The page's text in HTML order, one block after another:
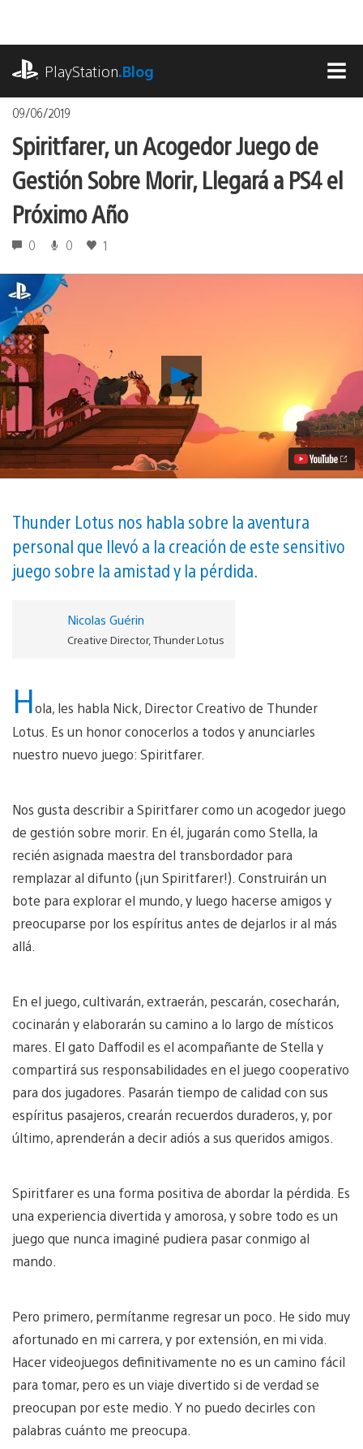
contenido
PlayStation.Blog
09/06/2019
Spiritfarer, un Acogedor Juego de
Gestión Sobre Morir, Llegará a PS4 el
Próximo Año
0 0 1
Reproducir
Spiritfarer,
un
Acogedor
Juego
de
Sobre
a
PS4
el
Próximo
Año
Thunder Lotus nos habla sobre la aventura
personal que llevó a la creación de este sensitivo
juego sobre la amistad y la pérdida.
Nicolas Guérin
Creative Director, Thunder Lotus
Hola, les habla Nick, Director Creativo de Thunder
Lotus. Es un honor conocerlos a todos y anunciarles
nuestro nuevo juego: Spiritfarer.
Nos gusta describir a Spiritfarer como un acogedor juego
de gestión sobre morir. En él, jugarán como Stella, la
recién asignada maestra del transbordador para
remplazar al difunto (¡un Spiritfarer!). Construirán un
bote para explorar el mundo, y luego hacerse amigos y
preocuparse por los espíritus antes de dejarlos ir al más
allá.
En el juego, cultivarán, extraerán, pescarán, cosecharán,
cocinarán y elaborarán su camino a lo largo de místicos
mares. El gato Daffodil es el acompañante de Stella y
compartirá sus responsabilidades en el juego cooperativo
para dos jugadores. Pasarán tiempo de calidad con sus
espíritus pasajeros, crearán recuerdos duraderos, y, por
último, aprenderán a decir adiós a sus queridos amigos.
Spiritfarer es una forma positiva de abordar la pérdida. Es
una experiencia divertida y amorosa, y sobre todo es un
juego que nunca imaginé pudiera pasar conmigo al
mando.
Pero primero, permítanme regresar un poco. He sido muy
afortunado en mi carrera, y por extensión, en mi vida.
Hacer videojuegos definitivamente no es un camino fácil
para tomar, pero es un viaje divertido si de verdad se
preocupan por este medio. Y no puedo decirles con
palabras cuánto me preocupa.